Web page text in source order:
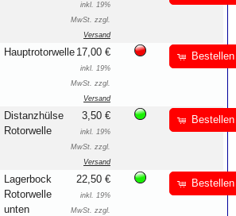
inkl. 19%
MwSt. zzgl.
Versand
Hauptrotorwelle 17,00 €
inkl. 19%
MwSt. zzgl.
Versand
Bestellen
Distanzhülse
Rotorwelle
3,50 €
inkl. 19%
MwSt. zzgl.
Versand
Bestellen
Lagerbock
Rotorwelle
unten
22,50 €
inkl. 19%
MwSt. zzgl.
Bestellen